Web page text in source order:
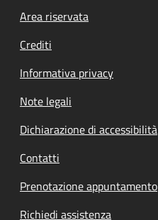
Footer menu
Area riservata
Crediti
Informativa privacy
Note legali
Dichiarazione di accessibilità
Contatti
Prenotazione appuntamento
Richiedi assistenza